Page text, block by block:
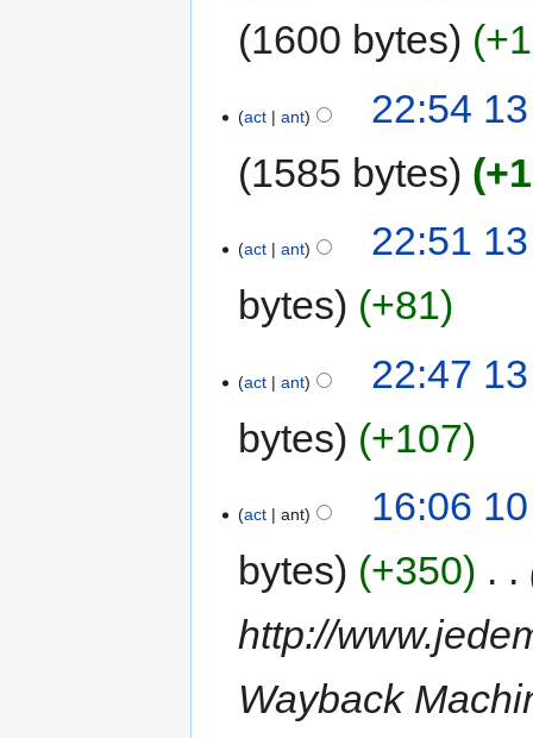
1600 bytes
act ant
22:54
1585 bytes
act ant
22:51
bytes
+81
act ant
22:47
bytes
+107
act ant
16:06
bytes
+350
http://
Wayback